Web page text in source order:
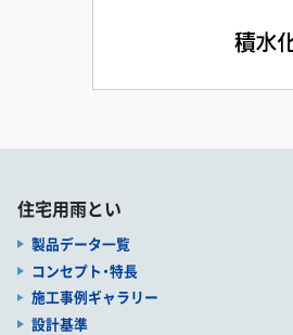
住宅用雨とい
製品データ一覧
コンセプト・特長
施工事例ギャラリー
設計基準